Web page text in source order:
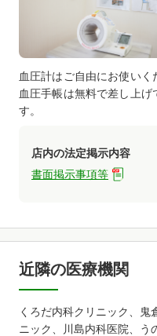
血圧計はご自由にお使いく
血圧手帳は無料で差し上げ
す。
店内の法定掲示内容
書面掲示事項等
近隣の医療機関
くろだ内科クリニック、鬼
ニック、川島内科医院、う